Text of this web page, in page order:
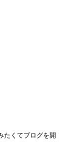
たくてブログを開